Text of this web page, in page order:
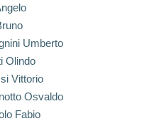
Umberto
Olindo
Vittorio
Osvaldo
Fabio